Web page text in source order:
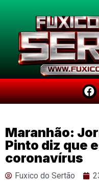
Maranhão:
Pinto diz que
coronavírus
Fuxico do Sertão